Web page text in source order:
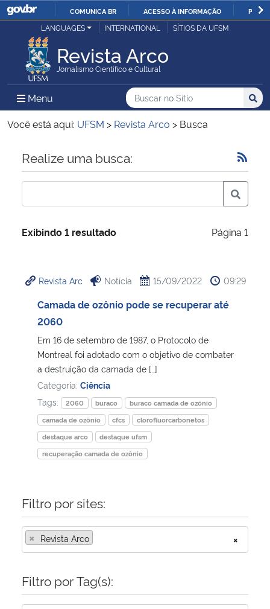
IR
O
COMUNICA BR ACESSO À INFORMAÇÃO
Ministério da Justiça e Segurança Pública
Ministério da Defesa
Ministério das Relações Exteriores
Ministério da Economia
Ministério da Infraestrutura
Ministério da Cidadania
Ministério de Minas e Energia
Ministério da Ciência, Tecnologia, Inovações e Comunicações
Ministério do Meio Ambiente
Ministério do Turismo
Controladoria-Geral da União
Ministério da Mulher, da Família e dos Direitos Humanos
LANGUAGES INTERNATIONAL SÍTIOS DA UFSM
Revista Arco
Jornalismo Científico e Cultural
Menu Menu Principal do Sítio
Busca
Buscar no no Sítio
Busca:
Você está aqui: UFSM > Revista Arco > Busca
Início do conteúdo
Realize uma busca:
Exibindo 1 resultado Página 1
Revista Arc Notícia 15/09/2022 09:29
Camada de ozônio pode se recuperar até
2060
Em 16 de setembro de 1987, o Protocolo de
Montreal foi adotado com o objetivo de combater
a destruição da camada de […]
Categoria: Ciência
Tags:
2060 buraco
buraco camada de ozônio
camada de ozônio
cfcs
clorofluorcarbonetos
destaque arco
destaque ufsm
recuperação camada de ozônio
Filtro por sites:
×
× Revista Arco
Filtro por Tag(s):